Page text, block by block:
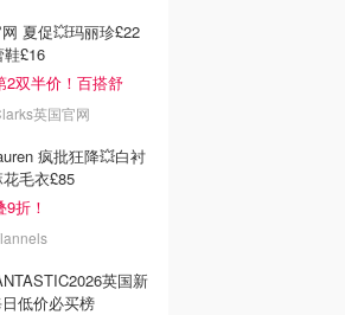
夏促💥玛丽珍£22
£16
2双半价！百搭舒
英国官网
疯批狂降💥白衬
毛衣£85
折！
英国新
低价必买榜